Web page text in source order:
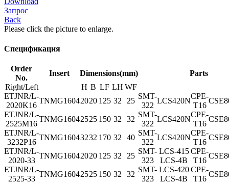
Запрос
Back
Please click the picture to enlarge.
Спецификация
Order
No.
Insert Dimensions(mm)
Parts
Right/Left
H B LF LH WF
ETJNR/L-
2020K16
TNMG16042020 125 32 25
SMT-
322
LCS420N
CPE-
T16
ETJNR/L-
2525M16
TNMG16042525 150 32 32
SMT-
322
LCS420N
CPE-
T16
ETJNR/L-
3232P16
TNMG16043232 170 32 40
SMT-
322
LCS420N
CPE-
T16
ETJNR/L-
2020-33
TNMG16042020 125 32 25
SMT-
323
LCS-415
LCS-4B
CPE-
T16
ETJNR/L-
2525-33
TNMG16042525 150 32 32
SMT-
323
LCS-420
LCS-4B
CPE-
T16